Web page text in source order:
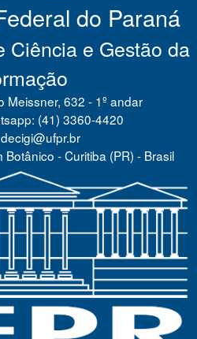
do Paraná
Ciência e Gestão da
Meissner, 632 - 1º andar
(41) 3360-4420
- Curitiba (PR) - Brasil